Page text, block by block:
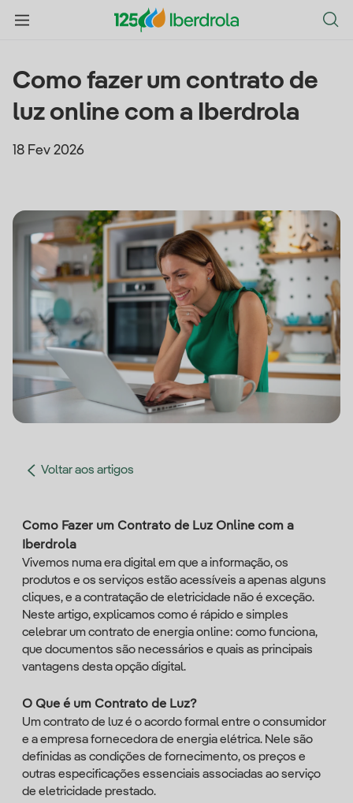
Como fazer um contrato de
luz online com a Iberdrola
18 Fev 2026
Voltar aos artigos
Como Fazer um Contrato de Luz Online com a
Iberdrola
Vivemos numa era digital em que a informação, os
produtos e os serviços estão acessíveis a apenas alguns
cliques, e a contratação de eletricidade não é exceção.
Neste artigo, explicamos como é rápido e simples
celebrar um contrato de energia online: como funciona,
que documentos são necessários e quais as principais
vantagens desta opção digital.
O Que é um Contrato de Luz?
Um contrato de luz é o acordo formal entre o consumidor
e a empresa fornecedora de energia elétrica. Nele são
definidas as condições de fornecimento, os preços e
outras especificações essenciais associadas ao serviço
de eletricidade prestado.